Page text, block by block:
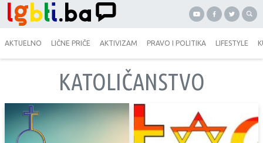
AKTUELNO LIČNE PRIČE AKTIVIZAM PRAVO I POLITIKA LIFESTYLE
KATOLIČANSTVO